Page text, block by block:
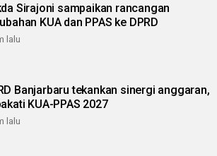
Sirajoni sampaikan rancangan
KUA dan PPAS ke DPRD
lalu
Banjarbaru tekankan sinergi anggaran,
KUA-PPAS 2027
lalu